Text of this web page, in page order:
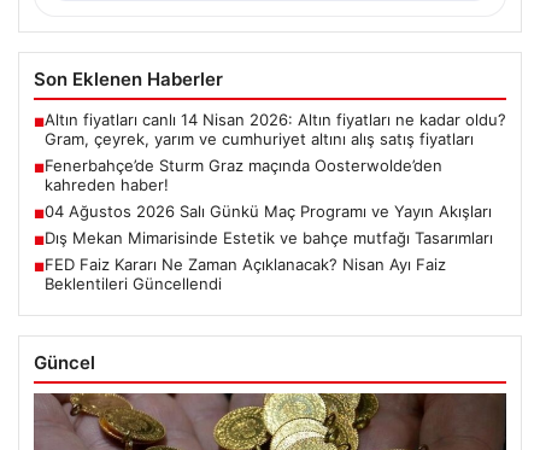
Son Eklenen Haberler
■Altın fiyatları canlı 14 Nisan 2026: Altın fiyatları ne kadar oldu?
Gram, çeyrek, yarım ve cumhuriyet altını alış satış fiyatları
■Fenerbahçe’de Sturm Graz maçında Oosterwolde’den
kahreden haber!
■04 Ağustos 2026 Salı Günkü Maç Programı ve Yayın Akışları
■Dış Mekan Mimarisinde Estetik ve bahçe mutfağı Tasarımları
■FED Faiz Kararı Ne Zaman Açıklanacak? Nisan Ayı Faiz
Beklentileri Güncellendi
Güncel